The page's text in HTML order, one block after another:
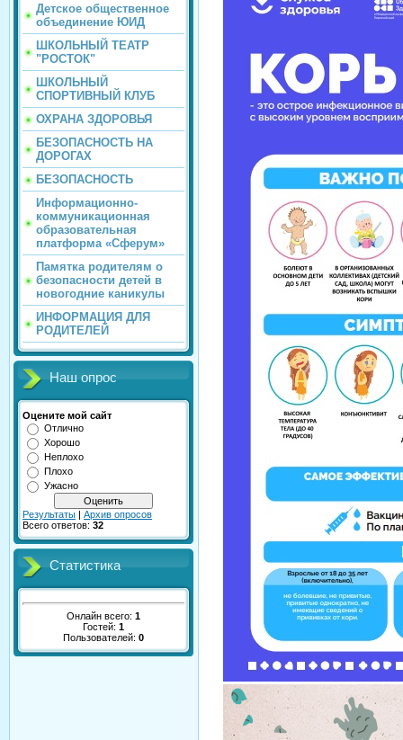
Детское общественное
объединение ЮИД
ШКОЛЬНЫЙ ТЕАТР
"РОСТОК"
ШКОЛЬНЫЙ
СПОРТИВНЫЙ КЛУБ
ОХРАНА ЗДОРОВЬЯ
БЕЗОПАСНОСТЬ НА
ДОРОГАХ
БЕЗОПАСНОСТЬ
Информационно-
коммуникационная
образовательная
платформа «Сферум»
Памятка родителям о
безопасности детей в
новогодние каникулы
ИНФОРМАЦИЯ ДЛЯ
РОДИТЕЛЕЙ
Наш опрос
Оцените мой сайт
Отлично
Хорошо
Неплохо
Плохо
Ужасно
Результаты | Архив опросов
Всего ответов: 32
Статистика
Онлайн всего: 1
Гостей: 1
Пользователей: 0